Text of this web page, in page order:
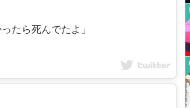
たら死んでたよ」